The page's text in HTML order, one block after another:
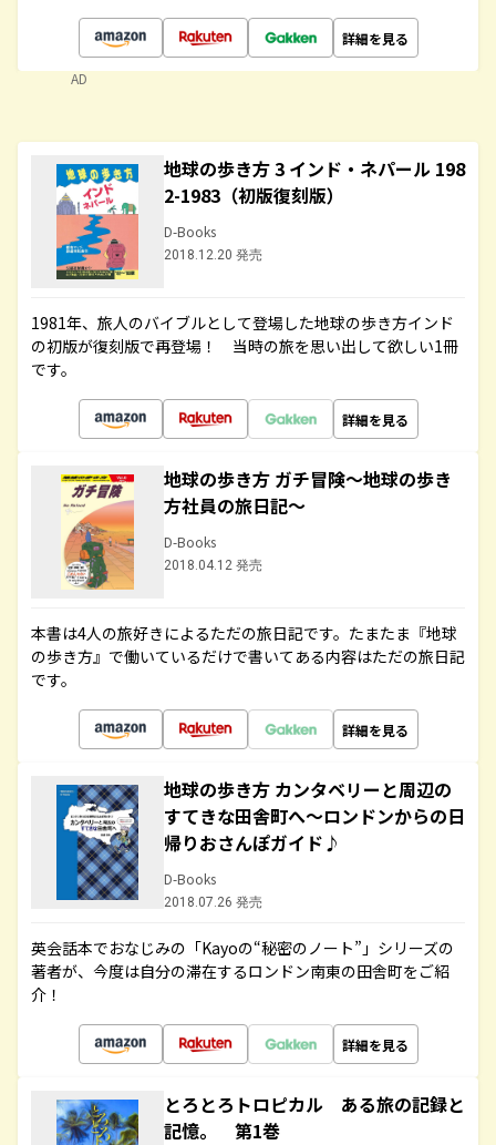
詳細を見る
AD
地球の歩き方 3 インド・ネパール 198
2-1983（初版復刻版）
D-Books
2018.12.20 発売
1981年、旅人のバイブルとして登場した地球の歩き方インド
の初版が復刻版で再登場！ 当時の旅を思い出して欲しい1冊
です。
詳細を見る
地球の歩き方 ガチ冒険～地球の歩き
方社員の旅日記～
D-Books
2018.04.12 発売
本書は4人の旅好きによるただの旅日記です。たまたま『地球
の歩き方』で働いているだけで書いてある内容はただの旅日記
です。
詳細を見る
地球の歩き方 カンタベリーと周辺の
すてきな田舎町へ～ロンドンからの日
帰りおさんぽガイド♪
D-Books
2018.07.26 発売
英会話本でおなじみの「Kayoの“秘密のノート”」シリーズの
著者が、今度は自分の滞在するロンドン南東の田舎町をご紹
介！
詳細を見る
とろとろトロピカル ある旅の記録と
記憶。 第1巻